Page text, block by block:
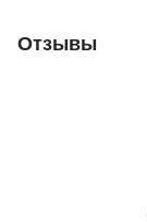
Отзывы